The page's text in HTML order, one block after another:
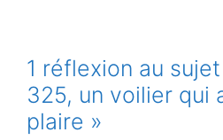
1 réflexion au
325, un voilier qui
plaire »